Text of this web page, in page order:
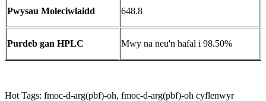
Pwysau Moleciwlaidd 648.8
Purdeb gan HPLC Mwy na neu'n hafal i 98.50%
Hot Tags: fmoc-d-arg(pbf)-oh, fmoc-d-arg(pbf)-oh cyflenwyr